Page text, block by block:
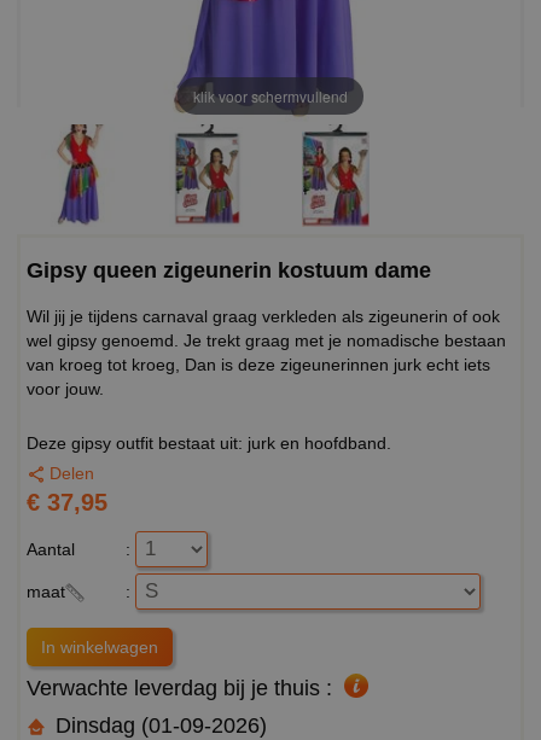
klik voor schermvullend
Gipsy queen zigeunerin kostuum dame
Wil jij je tijdens carnaval graag verkleden als zigeunerin of ook
wel gipsy genoemd. Je trekt graag met je nomadische bestaan
van kroeg tot kroeg, Dan is deze zigeunerinnen jurk echt iets
voor jouw.
Deze gipsy outfit bestaat uit: jurk en hoofdband.
Delen
€ 37,95
Aantal :
maat :
Verwachte leverdag bij je thuis :
Dinsdag (01-09-2026)